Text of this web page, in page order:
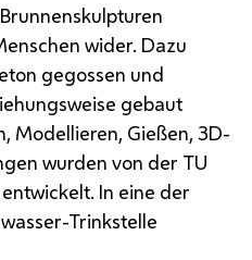
wider. Dazu
gegossen und
gebaut
Modellieren, Gießen, 3D-
wurden von der TU
In eine der
Trinkstelle